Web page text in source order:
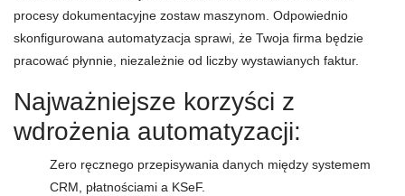
procesy dokumentacyjne zostaw maszynom. Odpowiednio
skonfigurowana automatyzacja sprawi, że Twoja firma będzie
pracować płynnie, niezależnie od liczby wystawianych faktur.
Najważniejsze korzyści z
wdrożenia automatyzacji:
Zero ręcznego przepisywania danych między systemem
CRM, płatnościami a KSeF.